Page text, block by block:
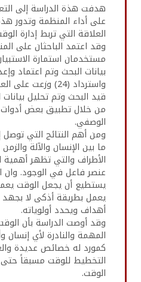
هدفت هذة الدراسة إلى
على أداء المنظمة وتدور
العلاقة التي تربط إدارة
وقد اعتمد الباحثان على
مستخدمان استمارة
واسترداد (24) وزعت
قيد البحث وتم تحليل
من خلال تطبيق بعض أدوات
الوصفي.
ومن أهم النتائج التي توصل
ما بين الإنسان والآلة
الأطراف والتي تظهر أهمية
عنصر فاعل في الوجود. وان
يستطيع أن يجعل الوقت
يعمل بطريقة أذكى لا
أهداف ويحدد أولوياته.
وقد أوصت الدراسة بأن
المهمة والنادرة لأي
كمورد له خصائص عديدة
التخطيط للوقت مسبقاً
الوقت.